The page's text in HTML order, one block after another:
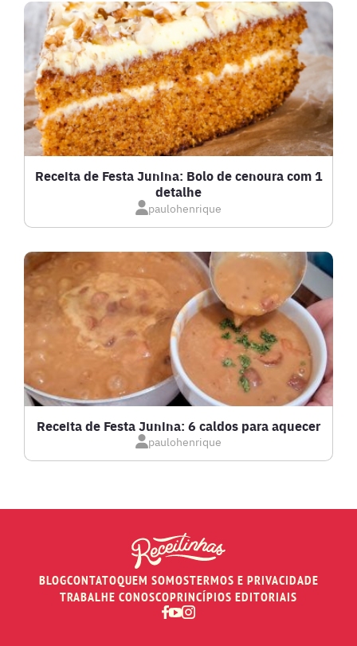
DRINKS
FRANGO
FRUTOS DO MAR
GRATINADOS
LANCHES
LASANHAS
LOW CARB
MASSAS E PASTAS
RECEITAS DE AIR FRYER
Receita de Festa Junina: Bolo de cenoura com 1
detalhe
paulohenrique
Receita de Festa Junina: 6 caldos para aquecer
paulohenrique
BLOGCONTATOQUEM SOMOSTERMOS E PRIVACIDADE
TRABALHE CONOSCOPRINCÍPIOS EDITORIAIS